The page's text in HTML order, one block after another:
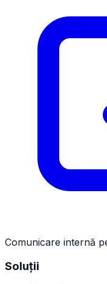
Comunicare internă
Soluții